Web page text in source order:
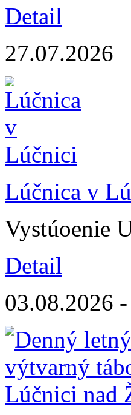
Detail
27.07.2026
Lúčnica v
Vystúoenie
Detail
03.08.2026